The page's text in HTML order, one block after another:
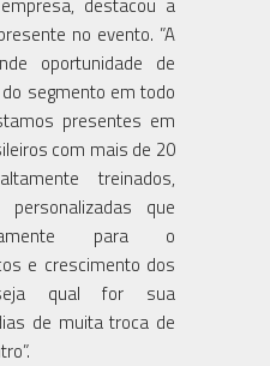
no evento. ”A
oportunidade de
segmento em todo
presentes em
com mais de 20
treinados,
personalizadas que
para o
e crescimento dos
qual for sua
de muita troca de